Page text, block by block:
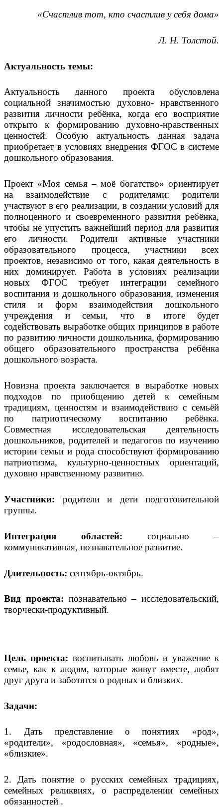
«Счастлив тот, кто счастлив у себя дома»
Л. Н. Толстой.
Актуальность темы:
Актуальность данного проекта обусловлена
социальной значимостью духовно- нравственного
развития личности ребёнка, когда его восприятие
открыто к формированию духовно-нравственных
ценностей. Особую актуальность данная задача
приобретает в условиях внедрения ФГОС в системе
дошкольного образования.
Проект «Моя семья – моё богатство» ориентирует
на взаимодействие с родителями: родители
участвуют в его реализации, в создании условий для
полноценного и своевременного развития ребёнка,
чтобы не упустить важнейший период для развития
его личности. Родители активные участники
образовательного процесса, участники всех
проектов, независимо от того, какая деятельность в
них доминирует. Работа в условиях реализации
новых ФГОС требует интеграции семейного
воспитания и дошкольного образования, изменения
стиля и форм взаимодействия дошкольного
учреждения и семьи, что в итоге будет
содействовать выработке общих принципов в работе
по развитию личности дошкольника, формированию
общего образовательного пространства ребёнка
дошкольного возраста.
Новизна проекта заключается в выработке новых
подходов по приобщению детей к семейным
традициям, ценностям и взаимодействию с семьёй
по патриотическому воспитанию ребёнка.
Совместная исследовательская деятельность
дошкольников, родителей и педагогов по изучению
истории семьи и рода способствуют формированию
патриотизма, культурно-ценностных ориентаций,
духовно нравственному развитию.
Участники: родители и дети подготовительной
группы.
Интеграция областей: социально –
коммуникативная, познавательное развитие.
Длительность: сентябрь-октябрь.
Вид проекта: познавательно – исследовательский,
творчески-продуктивный.
Цель проекта: воспитывать любовь и уважение к
семье, как к людям, которые живут вместе, любят
друг друга и заботятся о родных и близких.
Задачи:
1. Дать представление о понятиях «род»,
«родители», «родословная», «семья», «родные»,
«близкие».
2. Дать понятие о русских семейных традициях,
семейных реликвиях, о распределении семейных
обязанностей .